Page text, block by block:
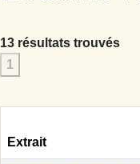
13 résultats trouvés
1
Extrait